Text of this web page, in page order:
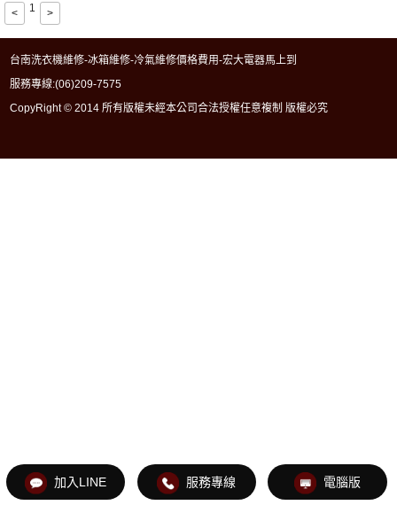
< 1 >
台南洗衣機維修-冰箱維修-冷氣維修價格費用-宏大電器馬上到
服務專線:(06)209-7575
CopyRight © 2014 所有版權未經本公司合法授權任意複制 版權必究
加入LINE 服務專線 電腦版